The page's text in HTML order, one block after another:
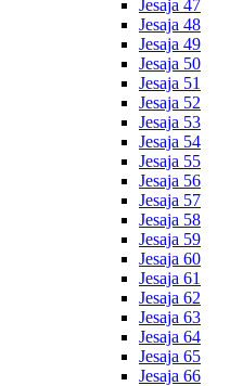
Jesaja 47
Jesaja 48
Jesaja 49
Jesaja 50
Jesaja 51
Jesaja 52
Jesaja 53
Jesaja 54
Jesaja 55
Jesaja 56
Jesaja 57
Jesaja 58
Jesaja 59
Jesaja 60
Jesaja 61
Jesaja 62
Jesaja 63
Jesaja 64
Jesaja 65
Jesaja 66